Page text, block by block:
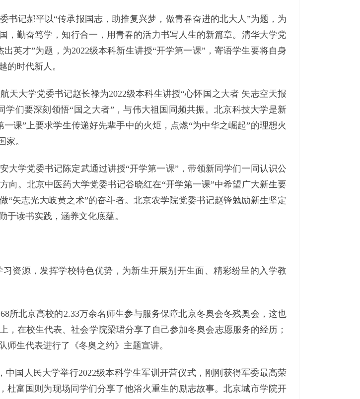
书记郝平以“传承报国志，助推复兴梦，做青春奋进的北大人”为题，为
，勤奋笃学，知行合一，用青春的活力书写人生的新篇章。清华大学党
英才”为题，为2022级本科新生讲授“开学第一课”，寄语学生要将自身
的时代新人。
天大学党委书记赵长禄为2022级本科生讲授“心怀国之大者 矢志空天报
们要深刻领悟“国之大者”，与伟大祖国同频共振。北京科技大学是新
课”上要求学生传递好先辈手中的火炬，点燃“为中华之崛起”的理想火
家。
大学党委书记陈定武通过讲授“开学第一课”，带领新同学们一同认识公
向。北京中医药大学党委书记谷晓红在“开学第一课”中希望广大新生要
“矢志光大岐黄之术”的奋斗者。北京农学院党委书记赵锋勉励新生坚定
读书实践，涵养文化底蕴。
资源，发挥学校特色优势，为新生开展别开生面、精彩纷呈的入学教
所北京高校的2.33万余名师生参与服务保障北京冬奥会冬残奥会，这也
在校生代表、社会学院梁珺分享了自己参加冬奥会志愿服务的经历；
生代表进行了《冬奥之约》主题宣讲。
国人民大学举行2022级本科学生军训开营仪式，刚刚获得军委最高荣
杜富国则为现场同学们分享了他浴火重生的励志故事。北京城市学院开